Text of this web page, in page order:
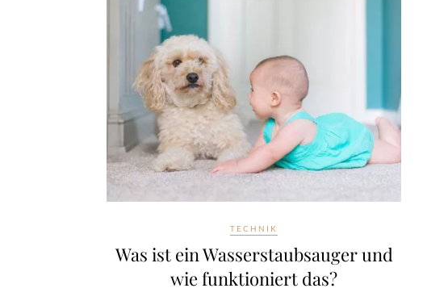
TECHNIK
Was ist ein Wasserstaubsauger und
wie funktioniert das?